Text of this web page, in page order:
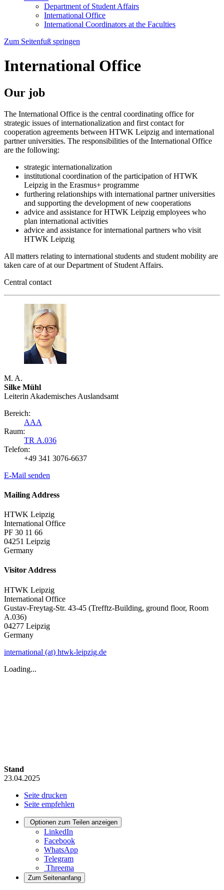
Department of Student Affairs
International Office
International Coordinators at the Faculties
Zum Seitenfuß springen
International Office
Our job
The International Office is the central coordinating office for
strategic issues of internationalization and first contact for
cooperation agreements between HTWK Leipzig and international
partner universities. The responsibilities of the International Office
are the following:
strategic internationalization
institutional coordination of the participation of HTWK
Leipzig in the Erasmus+ programme
furthering relationships with international partner universities
and supporting the development of new cooperations
advice and assistance for HTWK Leipzig employees who
plan international activities
advice and assistance for international partners who visit
HTWK Leipzig
All matters relating to international students and student mobility are
taken care of at our Department of Student Affairs.
Central contact
M. A.
Silke Mühl
Leiterin Akademisches Auslandsamt
Bereich:
AAA
Raum:
TR A.036
Telefon:
+49 341 3076-6637
E-Mail senden
Mailing Address
HTWK Leipzig
International Office
PF 30 11 66
04251 Leipzig
Germany
Visitor Address
HTWK Leipzig
International Office
Gustav-Freytag-Str. 43-45 (Trefftz-Building, ground floor, Room
A.036)
04277 Leipzig
Germany
international (at) htwk-leipzig.de
Loading...
Stand
23.04.2025
Seite drucken
Seite empfehlen
Optionen zum Teilen anzeigen
LinkedIn
Facebook
WhatsApp
Telegram
Threema
Zum Seitenanfang